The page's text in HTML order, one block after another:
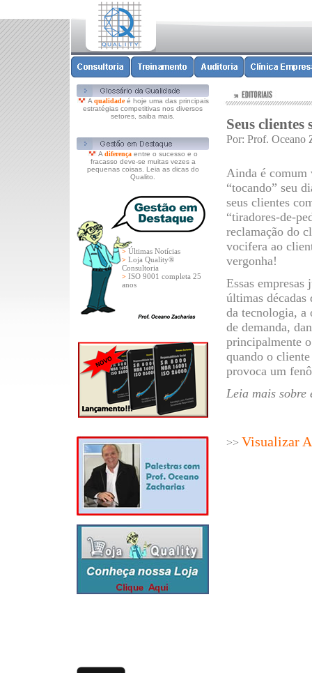
A qualidadeé hoje uma das principais
estratégias competitivas nos diversos
setores, saiba mais.
A diferença entre o sucesso e o
fracasso deve-se muitas vezes a
pequenas coisas. Leia as dicas do
Qualito.
> Últimas Notícias
> Loja Quality®
Consultoria
> ISO 9001 completa 25
anos
Seus clientes
Por: Prof. Oceano
Ainda é comum
“tocando” seu
seus clientes
“tiradores-de-
reclamação do
vocifera ao
vergonha!
Essas
últimas décadas
da tecnologia, a
de demanda,
principalmente
quando o
provoca um
Leia mais
>> Visualizar